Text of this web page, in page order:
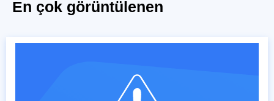
En çok görüntülenen